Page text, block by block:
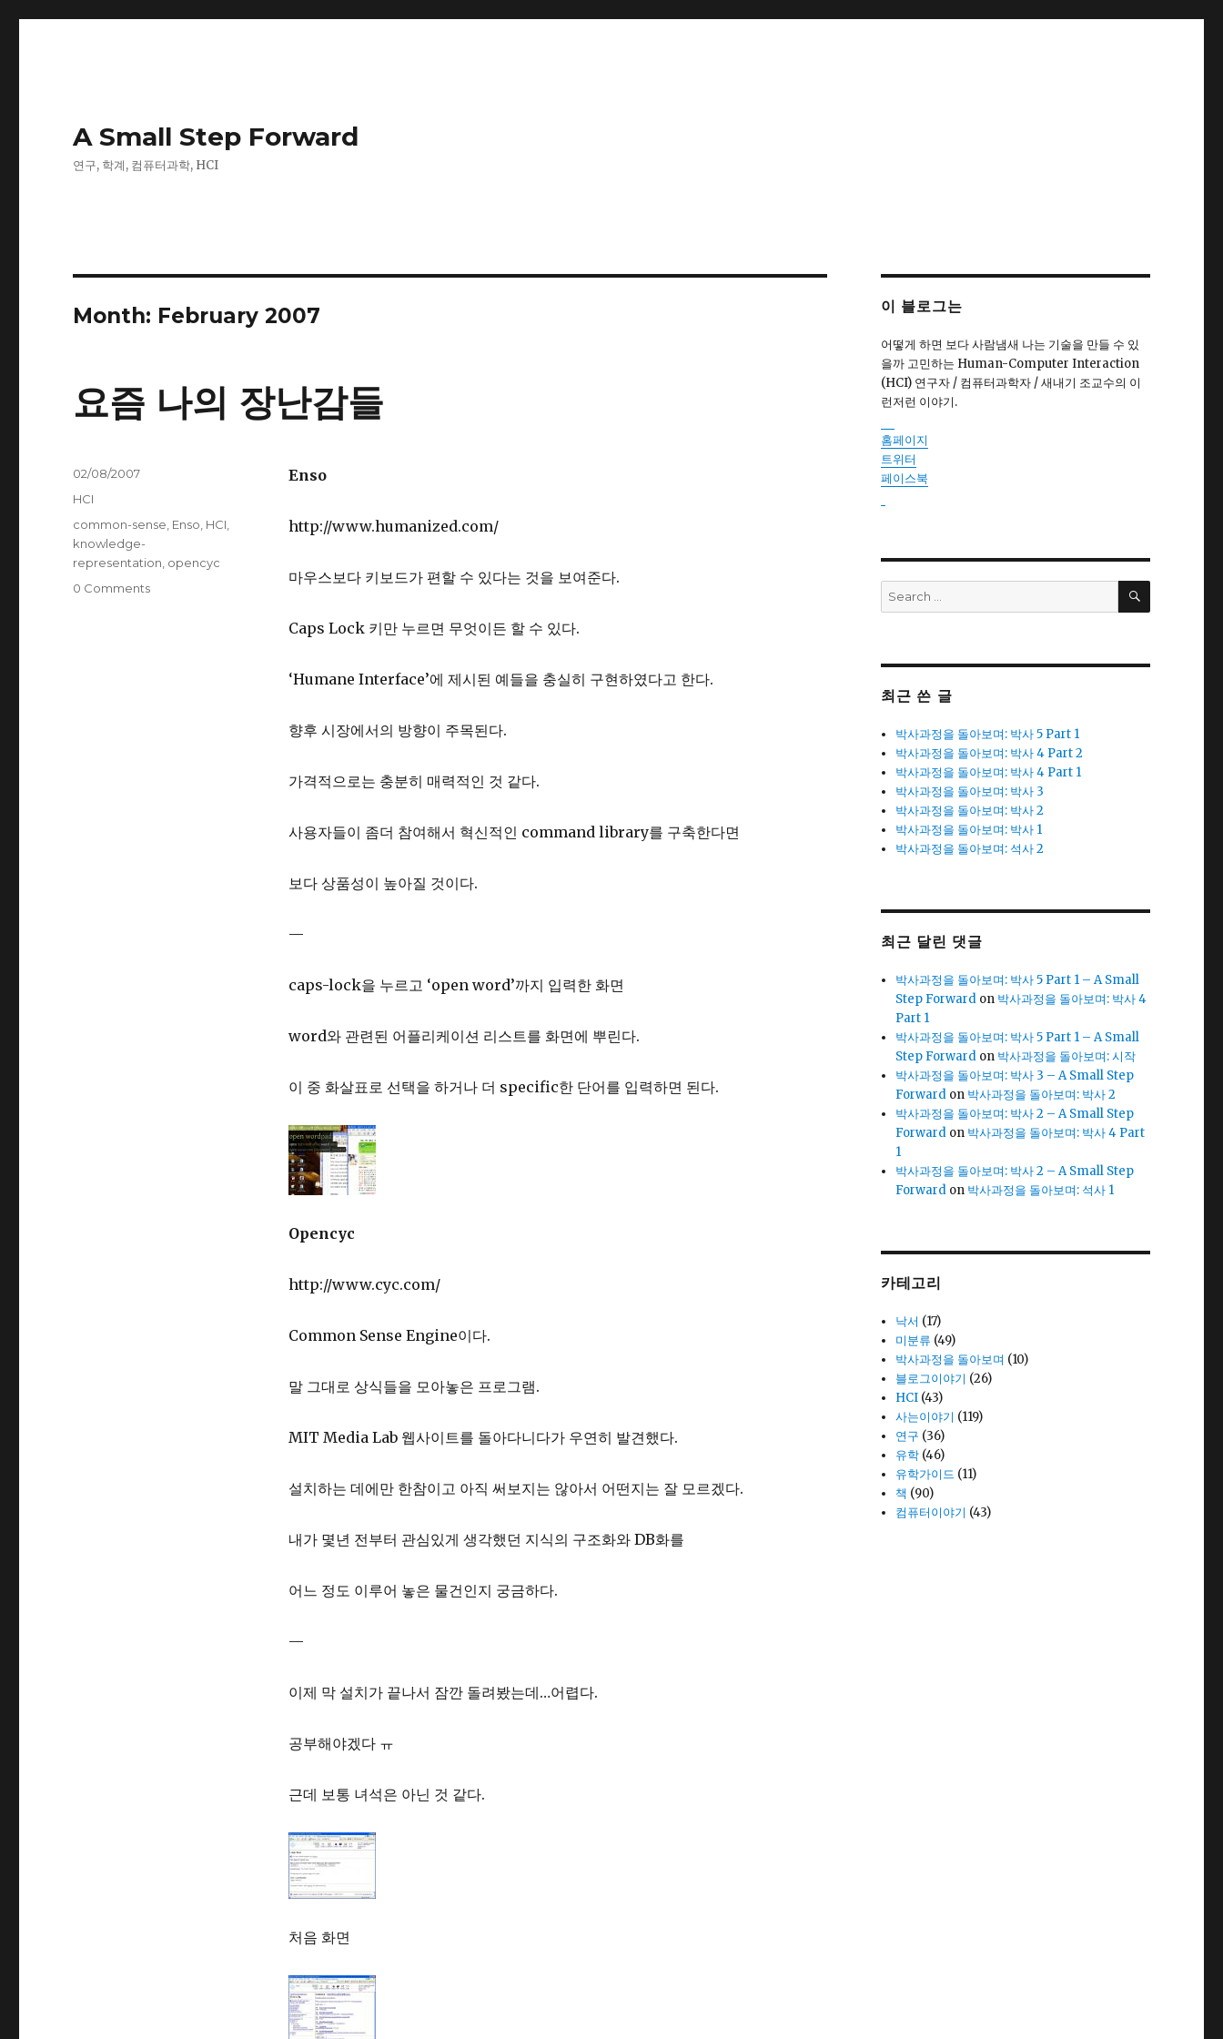
A Small Step Forward
연구, 학계, 컴퓨터과학, HCI
Month: February 2007
요즘 나의 장난감들
Enso
http://www.humanized.com/
마우스보다 키보드가 편할 수 있다는 것을 보여준다.
Caps Lock 키만 누르면 무엇이든 할 수 있다.
‘Humane Interface’에 제시된 예들을 충실히 구현하였다고 한다.
향후 시장에서의 방향이 주목된다.
가격적으로는 충분히 매력적인 것 같다.
사용자들이 좀더 참여해서 혁신적인 command library를 구축한다면
보다 상품성이 높아질 것이다.
—
caps-lock을 누르고 ‘open word’까지 입력한 화면
word와 관련된 어플리케이션 리스트를 화면에 뿌린다.
이 중 화살표로 선택을 하거나 더 specific한 단어를 입력하면 된다.
Opencyc
http://www.cyc.com/
Common Sense Engine이다.
말 그대로 상식들을 모아놓은 프로그램.
MIT Media Lab 웹사이트를 돌아다니다가 우연히 발견했다.
설치하는 데에만 한참이고 아직 써보지는 않아서 어떤지는 잘 모르겠다.
내가 몇년 전부터 관심있게 생각했던 지식의 구조화와 DB화를
어느 정도 이루어 놓은 물건인지 궁금하다.
—
이제 막 설치가 끝나서 잠깐 돌려봤는데…어렵다.
공부해야겠다 ㅠ
근데 보통 녀석은 아닌 것 같다.
처음 화면
Posted
02/08/2007
Categories
HCI
Tags
common-sense Enso HCI
knowledge-
representation opencyc
0 Comments
이 블로그는
어떻게 하면 보다 사람냄새 나는 기술을 만들 수 있
을까 고민하는 Human-Computer Interaction
(HCI) 연구자 / 컴퓨터과학자 / 새내기 조교수의 이
런저런 이야기.
홈페이지
트위터
페이스북
Search
for:
SEARCH
최근 쓴 글
박사과정을 돌아보며: 박사 5 Part 1
박사과정을 돌아보며: 박사 4 Part 2
박사과정을 돌아보며: 박사 4 Part 1
박사과정을 돌아보며: 박사 3
박사과정을 돌아보며: 박사 2
박사과정을 돌아보며: 박사 1
박사과정을 돌아보며: 석사 2
최근 달린 댓글
박사과정을 돌아보며: 박사 5 Part 1 – A Small
Step Forward on 박사과정을 돌아보며: 박사 4
Part 1
박사과정을 돌아보며: 박사 5 Part 1 – A Small
Step Forward on 박사과정을 돌아보며: 시작
박사과정을 돌아보며: 박사 3 – A Small Step
Forward on 박사과정을 돌아보며: 박사 2
박사과정을 돌아보며: 박사 2 – A Small Step
Forward on 박사과정을 돌아보며: 박사 4 Part
1
박사과정을 돌아보며: 박사 2 – A Small Step
Forward on 박사과정을 돌아보며: 석사 1
카테고리
낙서 (17)
미분류 (49)
박사과정을 돌아보며 (10)
블로그이야기 (26)
HCI (43)
사는이야기 (119)
연구 (36)
유학 (46)
유학가이드 (11)
책 (90)
컴퓨터이야기 (43)